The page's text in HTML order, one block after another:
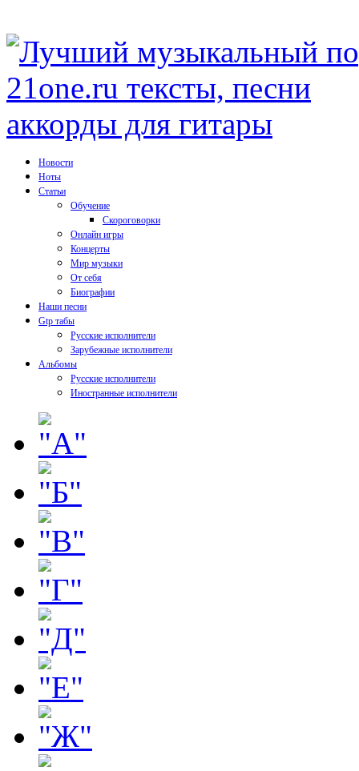
Новости
Ноты
Статьи
Обучение
Скороговорки
Онлайн игры
Концерты
Мир музыки
От себя
Биографии
Наши песни
Gtp табы
Русские исполнители
Зарубежные исполнители
Альбомы
Русские исполнители
Иностранные исполнители